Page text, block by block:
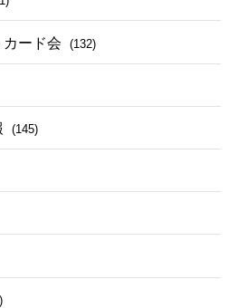
ード会 (132)
(145)